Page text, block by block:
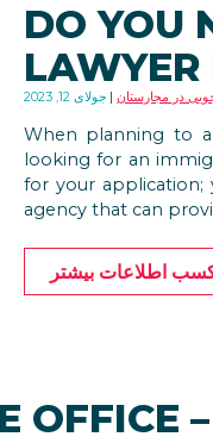
DO YOU
LAWYER
جولای 12, 2023 در مجارستان
When planning to
looking for an
for your
agency that can
اطلاعات بیشتر
OFFICE –